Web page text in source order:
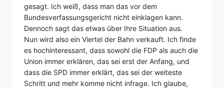
gesagt. Ich weiß, dass man das vor dem
Bundesverfassungsgericht nicht einklagen kann.
Dennoch sagt das etwas über Ihre Situation aus.
Nun wird also ein Viertel der Bahn verkauft. Ich finde
es hochinteressant, dass sowohl die FDP als auch die
Union immer erklären, das sei erst der Anfang, und
dass die SPD immer erklärt, das sei der weiteste
Schritt und mehr komme nicht infrage. Ich glaube,